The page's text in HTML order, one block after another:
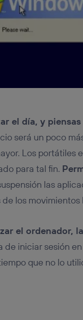
el día, y
será un poco
Los portátiles
para tal fin.
las
los movimientos
el ordenador,
de iniciar sesión
que no lo